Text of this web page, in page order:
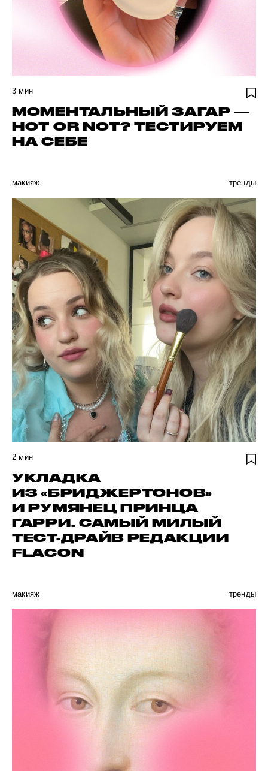
3 мин
МОМЕНТАЛЬНЫЙ ЗАГАР —
HOT OR NOT? ТЕСТИРУЕМ
НА СЕБЕ
макияж тренды
2 мин
УКЛАДКА
ИЗ «БРИДЖЕРТОНОВ»
И РУМЯНЕЦ ПРИНЦА
ГАРРИ. САМЫЙ МИЛЫЙ
ТЕСТ-ДРАЙВ РЕДАКЦИИ
FLACON
макияж тренды